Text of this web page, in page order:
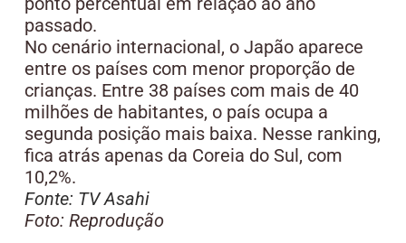
passado.
No cenário internacional, o Japão aparece
entre os países com menor proporção de
crianças. Entre 38 países com mais de 40
milhões de habitantes, o país ocupa a
segunda posição mais baixa. Nesse ranking,
fica atrás apenas da Coreia do Sul, com
10,2%.
Fonte: TV Asahi
Foto: Reprodução